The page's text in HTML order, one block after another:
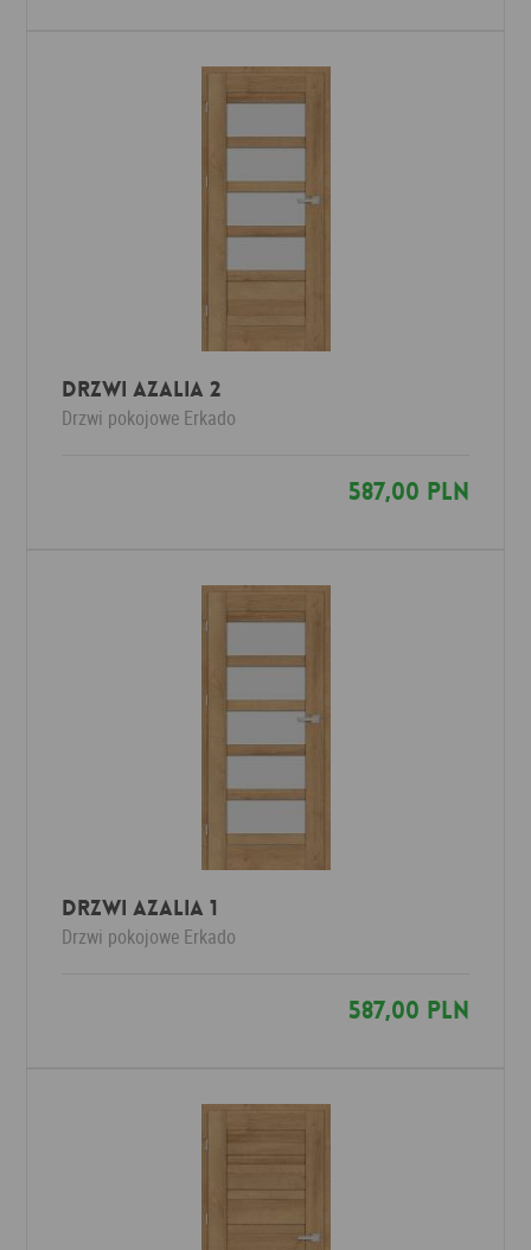
Drzwi AZALIA 2
Drzwi pokojowe Erkado
587,00 PLN
Drzwi AZALIA 1
Drzwi pokojowe Erkado
587,00 PLN